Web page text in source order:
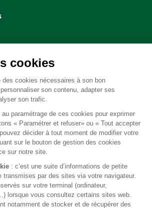
de vente
OF LAND - Tous droits réservés